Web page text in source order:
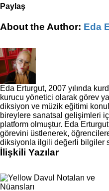
Paylaş
Facebook
X
Reddit
LinkedIn
WhatsApp
Tumblr
Pinterest
Vk
E-
About the Author: Eda
Eda Erturgut, 2007 yılında
kurucu yönetici olarak görev
diksiyon ve müzik eğitimi
bireylere sanatsal gelişimleri
platform olmuştur. Eda
görevini üstlenerek,
diksiyonla ilgili değerli bilgiler
İlişkili Yazılar